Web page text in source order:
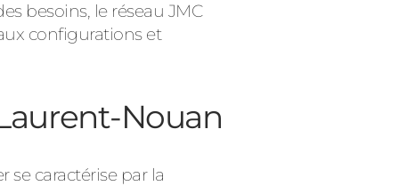
besoins, le réseau JMC
configurations et
Nouan
caractérise par la